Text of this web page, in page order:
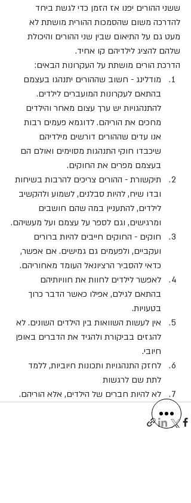
ששני ההורים יפנו אז הזמן כדי לגשת ביחד
להדרכה משום שהסמכות ההורית מושתת לא
מעט גם על התיאום שבין שני ההורים והיכולת
שלהם להציג לילדיהם קו אחיד.
הדרכת הורים מושתת על העקרונות הבאים:
מודלינג - חשוב שההורים יתנהגו בעצמם
בהתאם לעקרונות המועברים לילדים.
להתנהגויות יש ערך עצום מאחר והילדים
מחכים את הוריהם. לדוגמא פעמים רבות
אנו עדים שההורים דורשים מילדיהם
שיכבדו חוקי התנהגות מסוימים ואולם הם
בעצמם מפרים את החוקים.
תיקשורת - ההורים צריכים להרבות בשיחות
ובדו שיח, להיות סבלנים, לשמוע ולהקשיב
לילדים, להתעניין במה שהם חושבים
ומרגישים, וגם לספר על עצמם ועל מעשיהם.
חוקים - החוקים חייבים להיות ברורים
ועקביים, ולפעמים גם גמישים. אם אפשר,
כדאי להסביר הרציונאל העומד מאחוריהם.
לאפשר לילדים לחוות את חוויותיהם
בהתאם לגילם, אפילו כאשר הדבר כרוך
בטעויות.
אין לעשות השוואות בין הילדים השונים. לא
להגזים בביקורת ולהגיד את הדברים באופן
חיובי.
לחזק התנהגויות ותכונות חיוביות, ללמד
לתת שם לרגשות
לא להיות חברים של הילדים, אלא הוריהם.